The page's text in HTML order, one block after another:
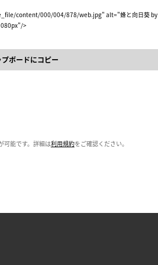
content/000/004/878/web.jpg" alt="蜂と向日葵 by
>
ボードにコピー
可能です。詳細は利用規約をご確認ください。